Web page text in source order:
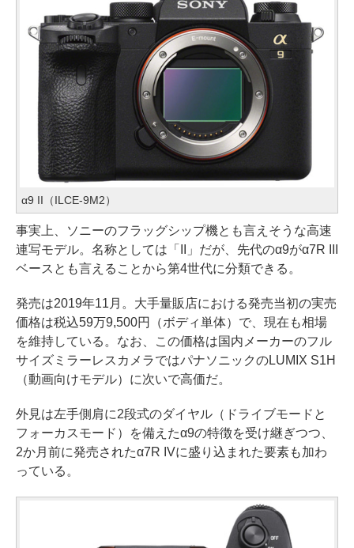
α9 II（ILCE-9M2）
事実上、ソニーのフラッグシップ機とも言えそうな高速
連写モデル。名称としては「II」だが、先代のα9がα7R III
ベースとも言えることから第4世代に分類できる。
発売は2019年11月。大手量販店における発売当初の実売
価格は税込59万9,500円（ボディ単体）で、現在も相場
を維持している。なお、この価格は国内メーカーのフル
サイズミラーレスカメラではパナソニックのLUMIX S1H
（動画向けモデル）に次いで高価だ。
外見は左手側肩に2段式のダイヤル（ドライブモードと
フォーカスモード）を備えたα9の特徴を受け継ぎつつ、
2か月前に発売されたα7R IVに盛り込まれた要素も加わ
っている。